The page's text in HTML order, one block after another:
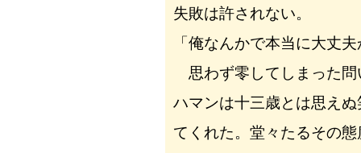
失敗は許されない。
「俺なんかで本当に大丈
思わず零してしまった問
ハマンは十三歳とは思え
てくれた。堂々たるその